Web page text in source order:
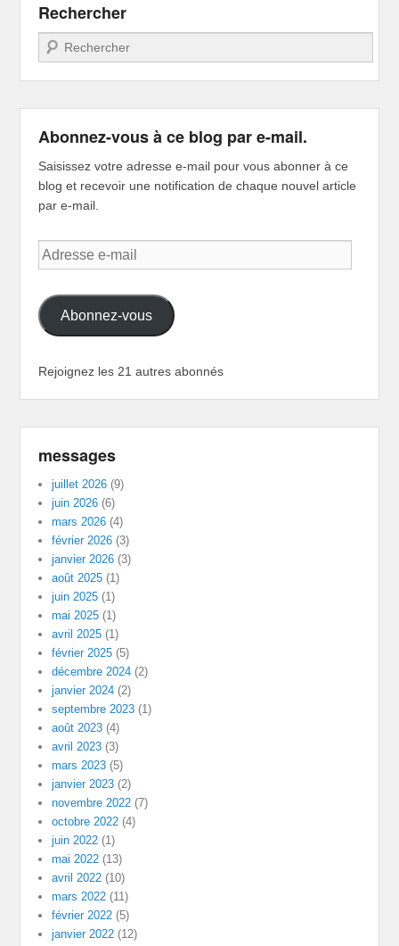
Rechercher
Recherche
Abonnez-vous à ce blog par e-mail.
Saisissez votre adresse e-mail pour vous abonner à ce
blog et recevoir une notification de chaque nouvel article
par e-mail.
Adresse
e-
Abonnez-vous
Rejoignez les 21 autres abonnés
messages
juillet 2026 (9)
juin 2026 (6)
mars 2026 (4)
février 2026 (3)
janvier 2026 (3)
août 2025 (1)
juin 2025 (1)
mai 2025 (1)
avril 2025 (1)
février 2025 (5)
décembre 2024 (2)
janvier 2024 (2)
septembre 2023 (1)
août 2023 (4)
avril 2023 (3)
mars 2023 (5)
janvier 2023 (2)
novembre 2022 (7)
octobre 2022 (4)
juin 2022 (1)
mai 2022 (13)
avril 2022 (10)
mars 2022 (11)
février 2022 (5)
janvier 2022 (12)